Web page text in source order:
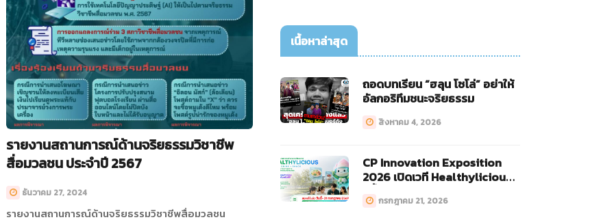
รายงานสถานการณ์ด้านจริยธรรมวิชาชีพ
สื่อมวลชน ประจำปี 2567
ธันวาคม 27, 2024
รายงานสถานการณ์ด้านจริยธรรมวิชาชีพสื่อมวลชน
เนื้อหาล่าสุด
ถอดบทเรียน “ฮลุน โซโล่” อย่าให้
อัลกอริทึมชนะจริยธรรม
สิงหาคม 4, 2026
CP Innovation Exposition
2026 เปิดเวที Healthylicious
กรกฎาคม 21, 2026